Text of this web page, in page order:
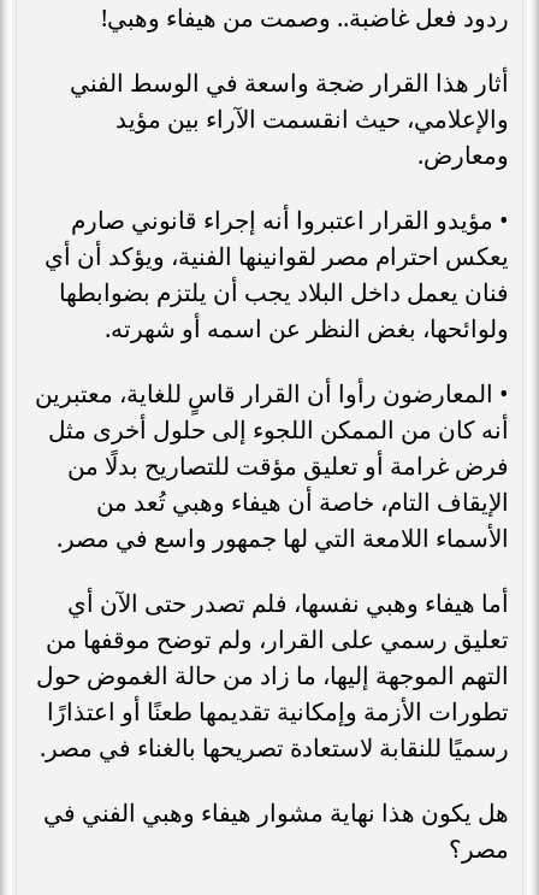
ردود فعل غاضبة.. وصمت من هيفاء وهبي!
أثار هذا القرار ضجة واسعة في الوسط الفني
والإعلامي، حيث انقسمت الآراء بين مؤيد
ومعارض.
• مؤيدو القرار اعتبروا أنه إجراء قانوني صارم
يعكس احترام مصر لقوانينها الفنية، ويؤكد أن أي
فنان يعمل داخل البلاد يجب أن يلتزم بضوابطها
ولوائحها، بغض النظر عن اسمه أو شهرته.
• المعارضون رأوا أن القرار قاسٍ للغاية، معتبرين
أنه كان من الممكن اللجوء إلى حلول أخرى مثل
فرض غرامة أو تعليق مؤقت للتصاريح بدلًا من
الإيقاف التام، خاصة أن هيفاء وهبي تُعد من
الأسماء اللامعة التي لها جمهور واسع في مصر.
أما هيفاء وهبي نفسها، فلم تصدر حتى الآن أي
تعليق رسمي على القرار، ولم توضح موقفها من
التهم الموجهة إليها، ما زاد من حالة الغموض حول
تطورات الأزمة وإمكانية تقديمها طعنًا أو اعتذارًا
رسميًا للنقابة لاستعادة تصريحها بالغناء في مصر.
هل يكون هذا نهاية مشوار هيفاء وهبي الفني في
مصر؟